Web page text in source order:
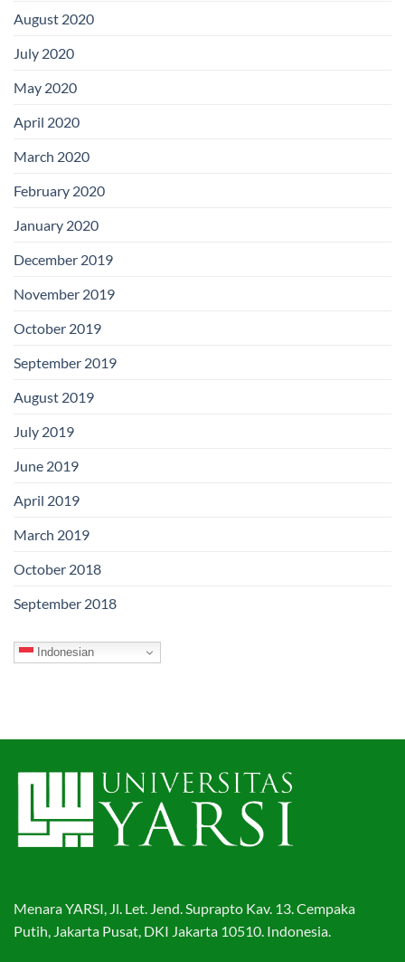
August 2020
July 2020
May 2020
April 2020
March 2020
February 2020
January 2020
December 2019
November 2019
October 2019
September 2019
August 2019
July 2019
June 2019
April 2019
March 2019
October 2018
September 2018
Indonesian
Menara YARSI, Jl. Let. Jend. Suprapto Kav. 13. Cempaka
Putih, Jakarta Pusat, DKI Jakarta 10510. Indonesia.